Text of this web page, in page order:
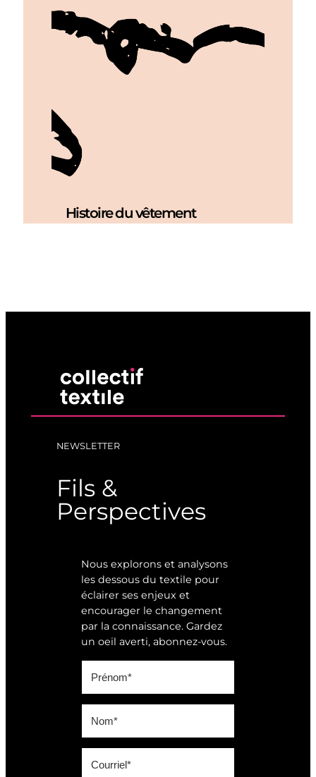
Histoire du vêtement
NEWSLETTER
Fils &
Perspectives
Nous explorons et analysons
les dessous du textile pour
éclairer ses enjeux et
encourager le changement
par la connaissance. Gardez
un oeil averti, abonnez-vous.